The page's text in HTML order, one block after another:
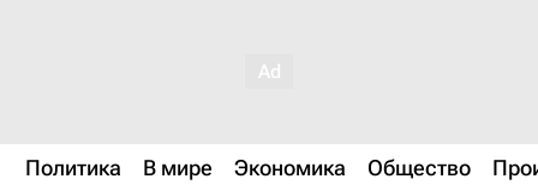
Политика В мире Экономика Общество